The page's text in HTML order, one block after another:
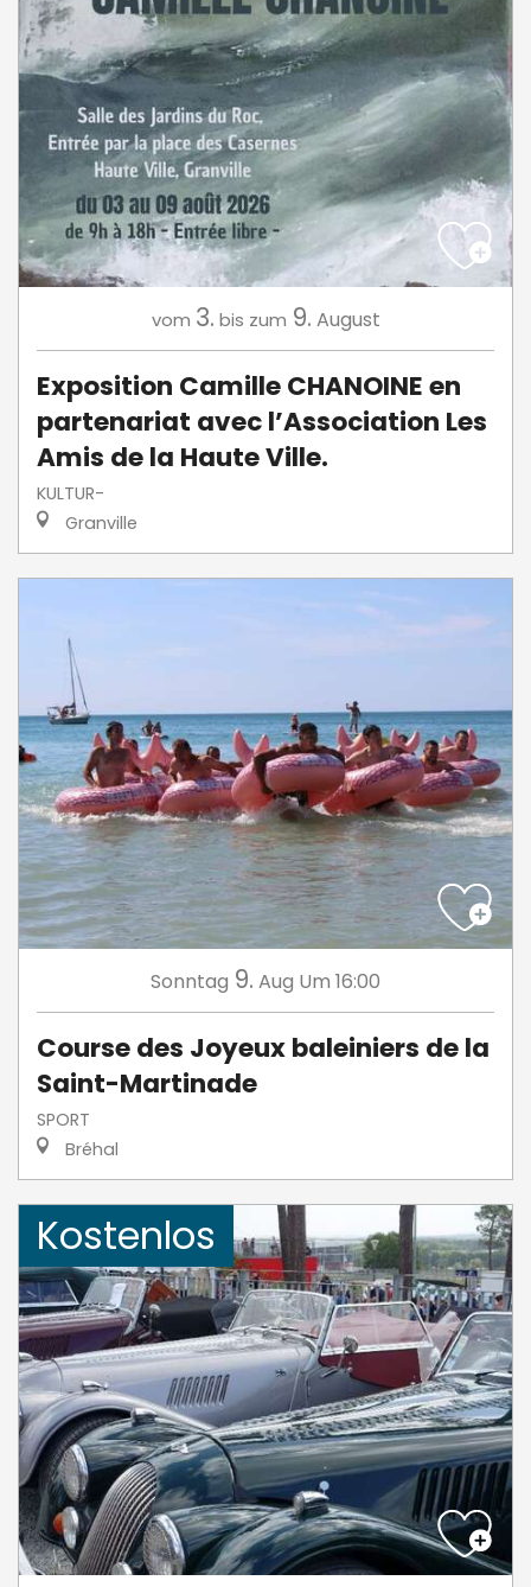
vom 3. bis zum 9. August
Exposition Camille CHANOINE en
partenariat avec l’Association Les
Amis de la Haute Ville.
KULTUR-
Granville
Sonntag 9. Aug Um 16:00
Course des Joyeux baleiniers de la
Saint-Martinade
SPORT
Bréhal
Kostenlos